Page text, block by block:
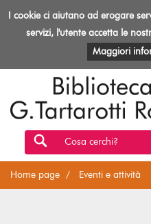
Biblioteca
Rovereto
EVENTI E ATTIVITÀ
Cosa cerchi?
Home page Eventi e attività
I cookie ci aiutano ad erogare
servizi, l'utente accetta le
Maggiori